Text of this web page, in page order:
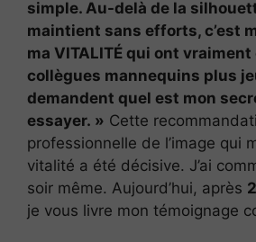
simple. Au-delà de la
maintient sans efforts, c’est
ma VITALITÉ qui ont vraiment
collègues mannequins plus
demandent quel est mon
essayer. » Cette
professionnelle de l’image qui
vitalité a été décisive. J’ai
soir même. Aujourd’hui, après
je vous livre mon témoignage